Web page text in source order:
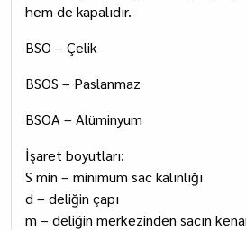
hem de kapalıdır.
BSO – Çelik
BSOS – Paslanmaz
BSOA – Alüminyum
İşaret boyutları:
S min – minimum sac kalınlığı
d – deliğin çapı
m – deliğin merkezinden sacın